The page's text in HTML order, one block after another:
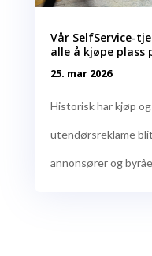
Vår SelfService-
alle å kjøpe plass
25. mar 2026
Historisk har kjøp og
utendørsreklame
annonsører og